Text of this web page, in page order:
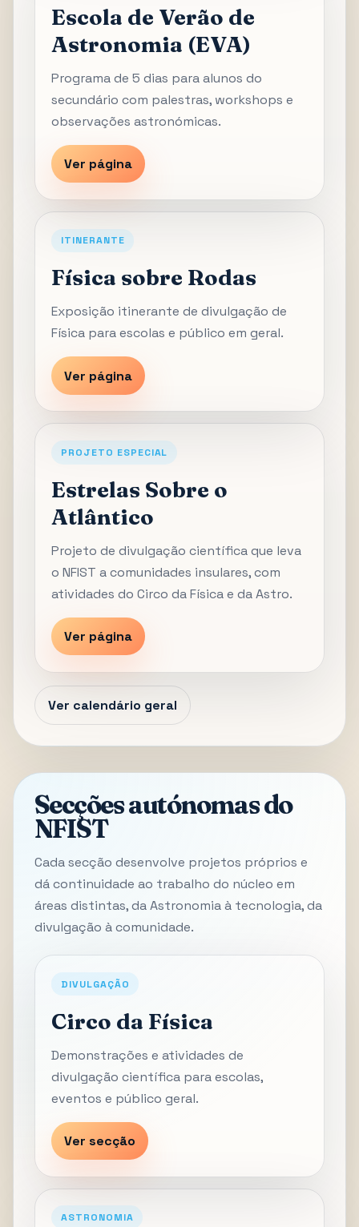
Escola de Verão de
Astronomia (EVA)
Programa de 5 dias para alunos do
secundário com palestras, workshops e
observações astronómicas.
Ver página
ITINERANTE
Física sobre Rodas
Exposição itinerante de divulgação de
Física para escolas e público em geral.
Ver página
PROJETO ESPECIAL
Estrelas Sobre o
Atlântico
Projeto de divulgação científica que leva
o NFIST a comunidades insulares, com
atividades do Circo da Física e da Astro.
Ver página
Ver calendário geral
Secções autónomas do
NFIST
Cada secção desenvolve projetos próprios e
dá continuidade ao trabalho do núcleo em
áreas distintas, da Astronomia à tecnologia, da
divulgação à comunidade.
DIVULGAÇÃO
Circo da Física
Demonstrações e atividades de
divulgação científica para escolas,
eventos e público geral.
Ver secção
ASTRONOMIA